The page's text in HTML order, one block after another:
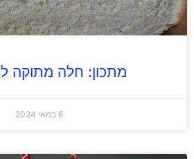
מתכון: חלה מתוקה
6 במאי 2024